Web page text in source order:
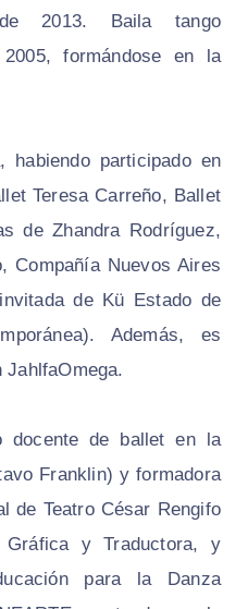
2013. Baila tango
2005, formándose en la
habiendo participado en
Teresa Carreño, Ballet
de Zhandra Rodríguez,
Compañía Nuevos Aires
de Kü Estado de
Además, es
JahlfaOmega.
docente de ballet en la
Franklin) y formadora
de Teatro César Rengifo
Gráfica y Traductora, y
para la Danza